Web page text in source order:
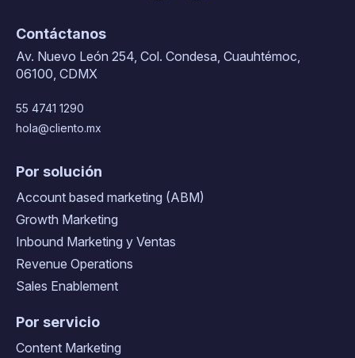
Contáctanos
Av. Nuevo León 254, Col. Condesa, Cuauhtémoc,
06100, CDMX
55 4741 1290
hola@cliento.mx
Por solución
Account based marketing (ABM)
Growth Marketing
Inbound Marketing y Ventas
Revenue Operations
Sales Enablement
Por servicio
Content Marketing